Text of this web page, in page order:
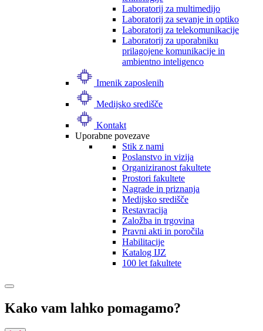
Laboratorij za multimedijo
Laboratorij za sevanje in optiko
Laboratorij za telekomunikacije
Laboratorij za uporabniku
prilagojene komunikacije in
ambientno inteligenco
Imenik zaposlenih
Medijsko središče
Kontakt
Uporabne povezave
Stik z nami
Poslanstvo in vizija
Organiziranost fakultete
Prostori fakultete
Nagrade in priznanja
Medijsko središče
Restavracija
Založba in trgovina
Pravni akti in poročila
Habilitacije
Katalog IJZ
100 let fakultete
Kako vam lahko pomagamo?